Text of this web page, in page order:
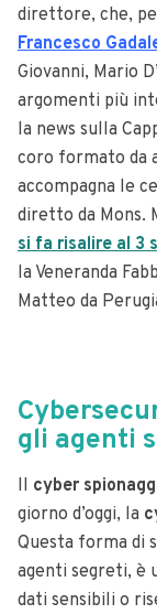
direttore, che,
Francesco
Giovanni, Mario
argomenti più
la news sulla
coro formato da
accompagna le
diretto da Mons.
si fa risalire al 3
la Veneranda
Matteo da
gli agenti
Il cyber
giorno d’oggi, la
Questa forma di
agenti segreti, è
dati sensibili o